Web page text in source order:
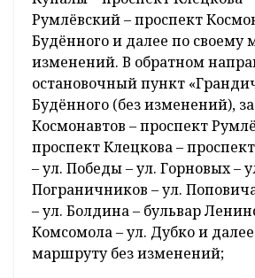
Румлёвский – проспект
Будённого и далее по своему
изменений. В обратном
остановочный пункт
Будённого (без изменений),
Космонавтов – проспект
проспект Клецкова –
– ул. Победы – ул. Горновых –
Пограничников – ул.
– ул. Болдина – бульвар
Комсомола – ул. Дубко и
маршруту без изменений;